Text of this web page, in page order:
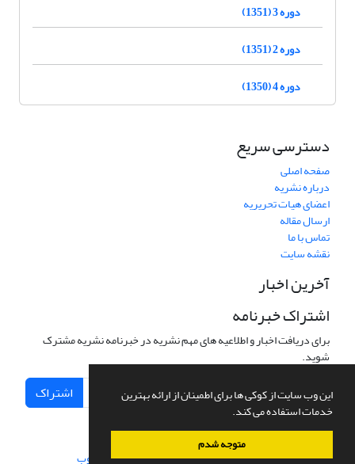
این وب سایت از کوکی ها برای اطمینان از ارائه بهترین
خدمات استفاده می کند.
متوجه شدم
دوره 3 (1351)
دوره 2 (1351)
دوره 4 (1350)
دسترسی سریع
صفحه اصلی
درباره نشریه
اعضای هیات تحریریه
ارسال مقاله
تماس با ما
نقشه سایت
آخرین اخبار
اشتراک خبرنامه
برای دریافت اخبار و اطلاعیه های مهم نشریه در خبرنامه نشریه مشترک
شوید.
اشتراک
سامانه مدیریت نشریات علمی.طراحی و پیاده سازی از سیناوب